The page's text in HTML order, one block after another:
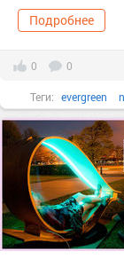
Подробнее
0 0
Теги: evergreen